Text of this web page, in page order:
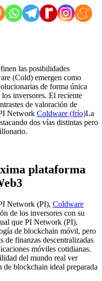
las posibilidades
(Cold) emergen como
de forma única
inversores. El reciente
de valoración de
Network Coldware (frío)La
dos vías distintas pero
plataforma
Network (PI), Coldware
de los inversores con su
que PI Network (PI),
de blockchain móvil, pero
de finanzas descentralizadas
móviles cotidianas.
del mundo real ver
de blockchain ideal preparada